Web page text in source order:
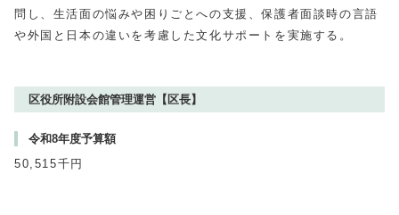
問し、生活面の悩みや困りごとへの支援、保護者面談時の言語
や外国と日本の違いを考慮した文化サポートを実施する。
区役所附設会館管理運営【区長】
令和8年度予算額
50,515千円